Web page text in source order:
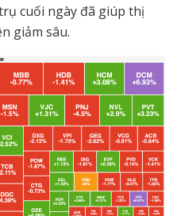
cuối ngày đã giúp thị
giảm sâu.